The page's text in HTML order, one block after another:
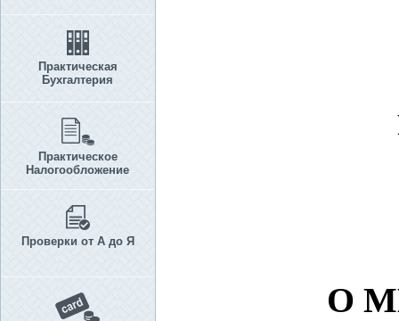
Практическая
Бухгалтерия
Практическое
Налогообложение
Проверки от А до Я
О